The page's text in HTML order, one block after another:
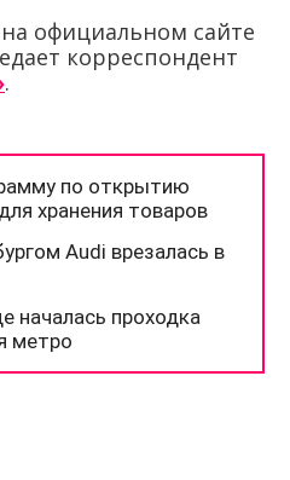
официальном сайте
корреспондент
.